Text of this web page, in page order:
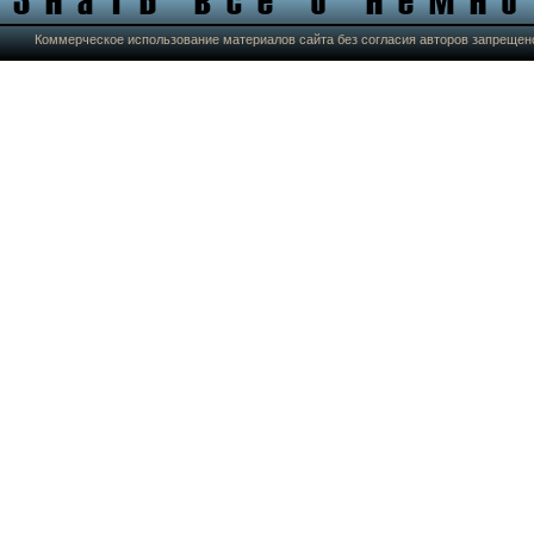
Коммерческое использование материалов сайта без согласия авторов